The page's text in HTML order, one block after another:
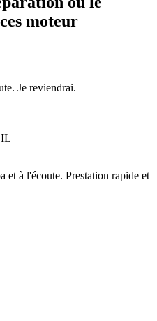
moteur
Je reviendrai.
et à l'écoute. Prestation rapide et